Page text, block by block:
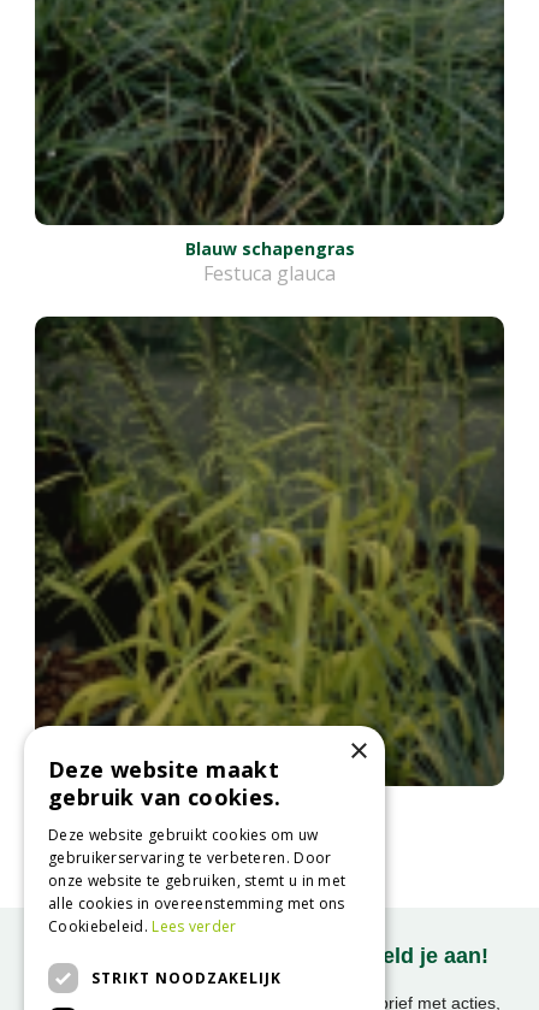
Blauw schapengras
Festuca glauca
Bosgierstgras
Milium effusum 'Aureum'
Onze nieuwsbrief ontvangen? Meld je aan!
Ontvang ongeveer 1x per week onze nieuwsbrief met acties,
×
Deze website maakt
gebruik van cookies.
Deze website gebruikt cookies om uw
gebruikerservaring te verbeteren. Door
onze website te gebruiken, stemt u in met
alle cookies in overeenstemming met ons
Cookiebeleid.Lees verder
STRIKT NOODZAKELIJK